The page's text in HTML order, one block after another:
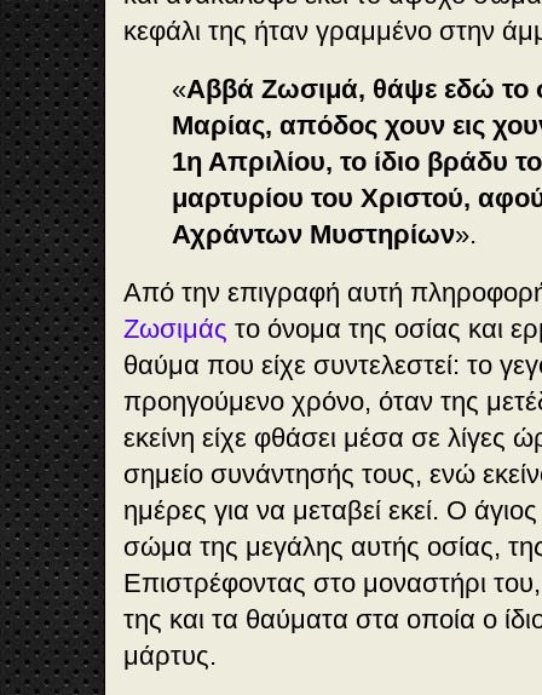
κεφάλι της ήταν γραμμένο στην
«Αββά Ζωσιμά, θάψε εδώ το
Μαρίας, απόδος χουν εις
1η Απριλίου, το ίδιο βράδυ
μαρτυρίου του Χριστού,
Αχράντων Μυστηρίων».
Από την επιγραφή αυτή
Ζωσιμάς το όνομα της οσίας και
θαύμα που είχε συντελεστεί: το
προηγούμενο χρόνο, όταν της
εκείνη είχε φθάσει μέσα σε λίγες
σημείο συνάντησής τους, ενώ
ημέρες για να μεταβεί εκεί. Ο
σώμα της μεγάλης αυτής οσίας,
Επιστρέφοντας στο μοναστήρι
της και τα θαύματα στα οποία ο
μάρτυς.